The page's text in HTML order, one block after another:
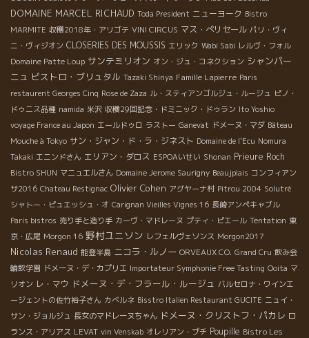
DOMAINE MARCEL RICHAUD Toda President ニューヨーク Bistro
MARMITE 収穫2018年・アリゴテ VINI CIRCUS マス・ぺリセール パリ・ヴィ
ニ・ヴィジオン CLOSERIES DES MOUSSIS エリック Wabi Sabi レルヴ・フォル
Domaine Patte Loup サンテミリオン オン・ジュ・コネクション シャンパー
ニュ ビストロ・ブリュタル Tazaki Shinya Famille Lapierre Paris
restaurent Georges Cinq Rose de Zaza ル・スティアンゴルジュ・ルージュ ピノ・
ドゥニス品種 namida 米沢 収穫29回記念・ドミニック・ドゥラン Ito Yoshio
voyage France au Japon エールドゥロ ラストー Ganevat ドメーヌ・マダ Bâteau
Mouche à Tokyo サン・ジャン・ド・ラ・ジネスト Domaine de l'Ecu Nomura
Takaki エニンドさん エリアン・ダロス ESPOAいせい Shonan Prieure Roch
Bistro SHUN マニュエルさん Domaine Jerome Saurigny Beaujplais コンフィアン
サ2016 Chateau Restignac Olivier Cohen アグヤーナ村 Pitrou 2004 Solutré
シャトー・ピュエッシュ・オ Carignan Vieilles Vignes 16 長崎アンペキャブル
Paris bistros 売り手と造り手 カーヴ・マドレーヌ プティ・ピエール Tentation 東
京・広尾 Morgon 16 野村ユニソン レフェルヴェソンス Morgon2017
Nicolas Renaud 能登半島 ニコラ・ルノー ORVEAUX CO. Grand Cru 飲み会
輪飲学園 ドメーヌ・デ・カプリエ Importateur Symphonie Free Tasting Ooita マ
リオン レ・マウ ドメーヌ・デ・フラール・ルージュ バルセロナ・ワインエ
ージェントの佐竹裕子さん カベルネ Bisstro Italien Restaurant GUCITE ニュイ・
サン・ジョルジュ 長女のマドレーヌちゃん ドメーヌ・クリストフ・パカレ ロ
ランス・アリアス LEVAT vin Venskab オレリアン・プチ Poupille Bistro Les